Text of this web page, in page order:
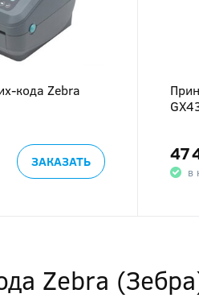
кода Zebra
ЗАКАЗАТЬ 47
в
Zebra